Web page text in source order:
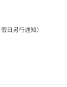
日另行通知）